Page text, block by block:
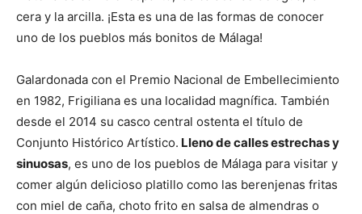
cera y la arcilla. ¡Esta es una de las formas de conocer
uno de los pueblos más bonitos de Málaga!
Galardonada con el Premio Nacional de Embellecimiento
en 1982, Frigiliana es una localidad magnífica. También
desde el 2014 su casco central ostenta el título de
Conjunto Histórico Artístico. Lleno de calles estrechas y
sinuosas, es uno de los pueblos de Málaga para visitar y
comer algún delicioso platillo como las berenjenas fritas
con miel de caña, choto frito en salsa de almendras o